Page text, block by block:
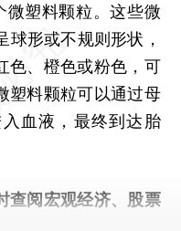
微塑料颗粒。这些微
形或不规则形状，
色、橙色或粉色，可
塑料颗粒可以通过母
血液，最终到达胎
查阅宏观经济、股票